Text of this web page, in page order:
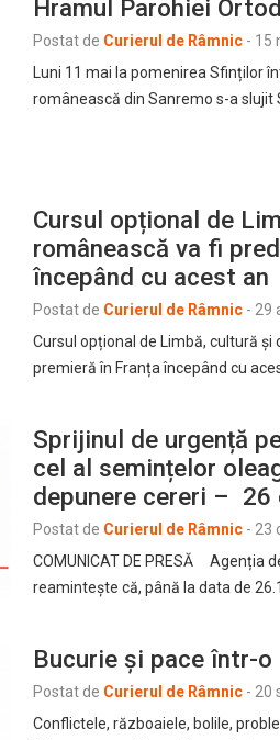
Hramul Parohiei
Postat de Curierul de Râmnic - 15
Luni 11 mai la pomenirea Sfinților
românească din Sanremo s-a slujit
Cursul opțional de
românească va fi
începând cu acest an
Postat de Curierul de Râmnic - 29
Cursul opțional de Limbă, cultură
premieră în Franța începând cu
Sprijinul de urgență
cel al semințelor
depunere cereri – 26
Postat de Curierul de Râmnic - 23
COMUNICAT DE PRESĂ Agenția
reamintește că, până la data de
Bucurie și pace într-
Postat de Curierul de Râmnic - 20
Conflictele, războaiele, bolile,